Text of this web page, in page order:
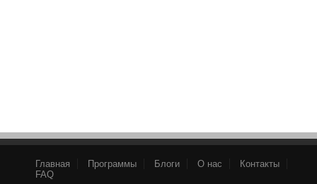
Главная Программы Блоги О нас
Контакты
FAQ